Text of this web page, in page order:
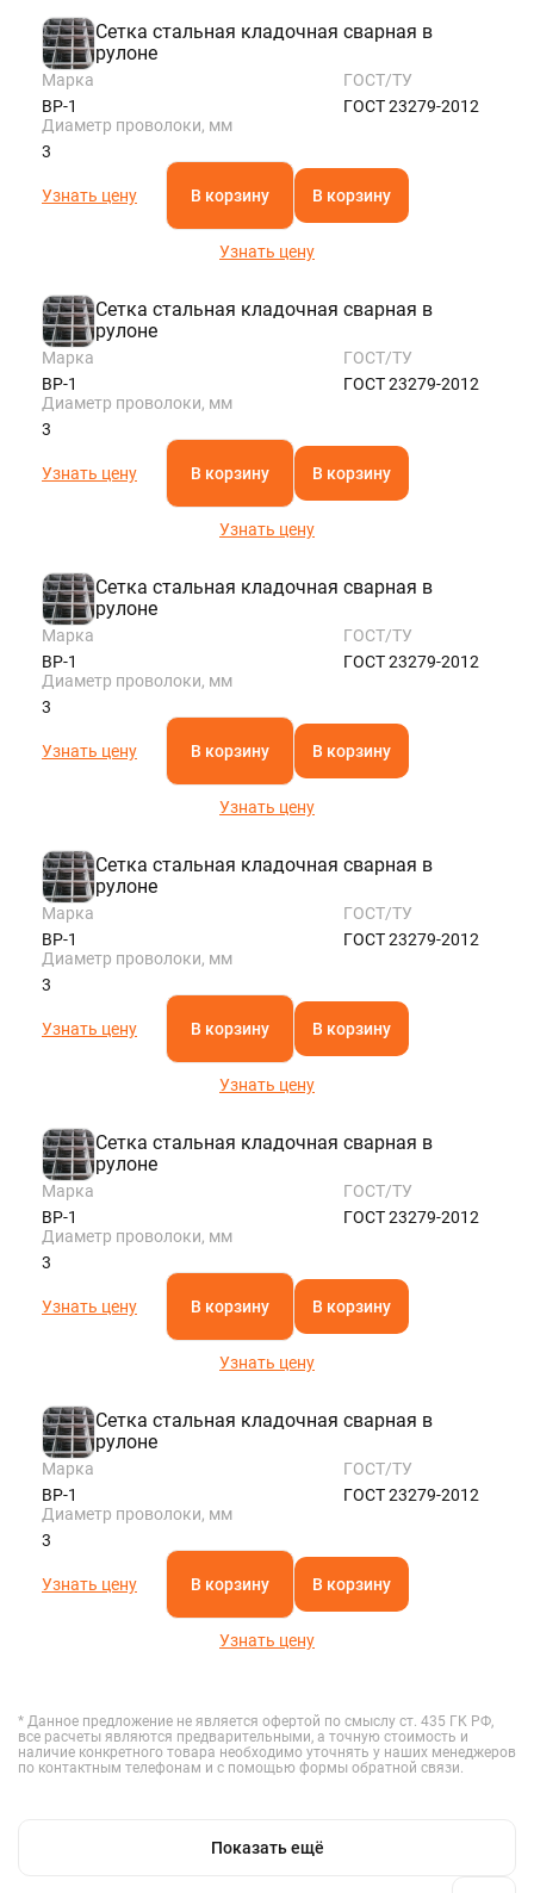
Сетка стальная кладочная сварная в
рулоне
Марка
ВР-1
ГОСТ/ТУ
ГОСТ 23279-2012
Диаметр проволоки, мм
3
Узнать цену В корзину В корзину
Узнать цену
Сетка стальная кладочная сварная в
рулоне
Марка
ВР-1
ГОСТ/ТУ
ГОСТ 23279-2012
Диаметр проволоки, мм
3
Узнать цену В корзину В корзину
Узнать цену
Сетка стальная кладочная сварная в
рулоне
Марка
ВР-1
ГОСТ/ТУ
ГОСТ 23279-2012
Диаметр проволоки, мм
3
Узнать цену В корзину В корзину
Узнать цену
Сетка стальная кладочная сварная в
рулоне
Марка
ВР-1
ГОСТ/ТУ
ГОСТ 23279-2012
Диаметр проволоки, мм
3
Узнать цену В корзину В корзину
Узнать цену
Сетка стальная кладочная сварная в
рулоне
Марка
ВР-1
ГОСТ/ТУ
ГОСТ 23279-2012
Диаметр проволоки, мм
3
Узнать цену В корзину В корзину
Узнать цену
Сетка стальная кладочная сварная в
рулоне
Марка
ВР-1
ГОСТ/ТУ
ГОСТ 23279-2012
Диаметр проволоки, мм
3
Узнать цену В корзину В корзину
Узнать цену
* Данное предложение не является офертой по смыслу ст. 435 ГК РФ,
все расчеты являются предварительными, а точную стоимость и
наличие конкретного товара необходимо уточнять у наших менеджеров
по контактным телефонам и с помощью формы обратной связи.
Показать ещё